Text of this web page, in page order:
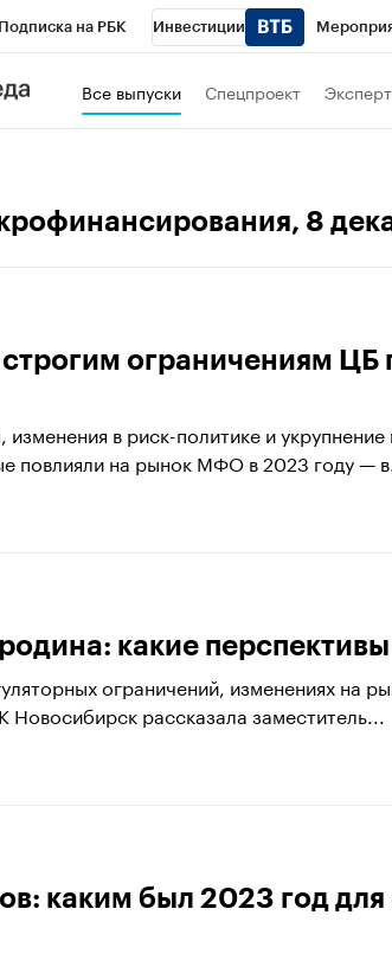
Подписка на РБК Инвестиции
Вино
Проверка контрагентов Экономика
Все выпуски Спецпроект
, 8
ограничениям
изменения в риск-политике и
повлияли на рынок МФО в 2023 году —
какие
ограничений, изменениях на
Новосибирск рассказала заместитель...
каким был 2023 год